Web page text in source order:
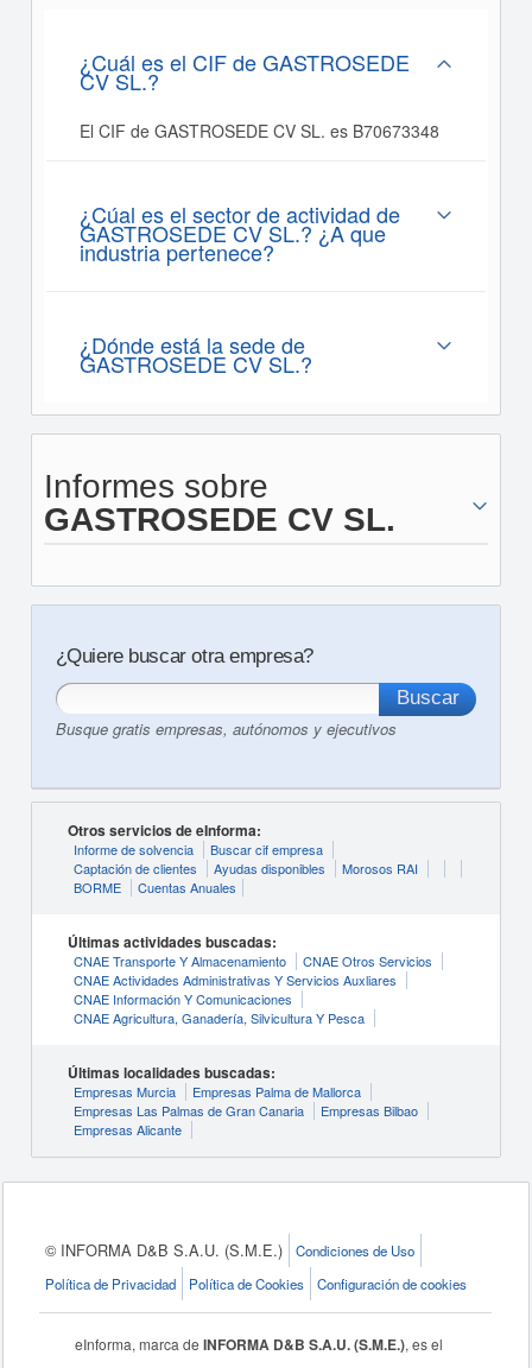
¿Cuál es el CIF de GASTROSEDE
CV SL.?
El CIF de GASTROSEDE CV SL. es B70673348
¿Cúal es el sector de actividad de
GASTROSEDE CV SL.? ¿A que
industria pertenece?
¿Dónde está la sede de
GASTROSEDE CV SL.?
Informes sobre
GASTROSEDE CV SL.
¿Quiere buscar otra empresa?
Busque gratis empresas, autónomos y ejecutivos
Otros servicios de eInforma:
Informe de solvencia
Buscar cif empresa
Captación de clientes
Ayudas disponibles
Morosos RAI
BORME
Cuentas Anuales
Últimas actividades buscadas:
CNAE Transporte Y Almacenamiento
CNAE Otros Servicios
CNAE Actividades Administrativas Y Servicios Auxliares
CNAE Información Y Comunicaciones
CNAE Agricultura, Ganadería, Silvicultura Y Pesca
Últimas localidades buscadas:
Empresas Murcia
Empresas Palma de Mallorca
Empresas Las Palmas de Gran Canaria
Empresas Bilbao
Empresas Alicante
© INFORMA D&B S.A.U. (S.M.E.)
Condiciones de Uso
Política de Privacidad
Política de Cookies Configuración de cookies
eInforma, marca deINFORMA D&B S.A.U. (S.M.E.), es el